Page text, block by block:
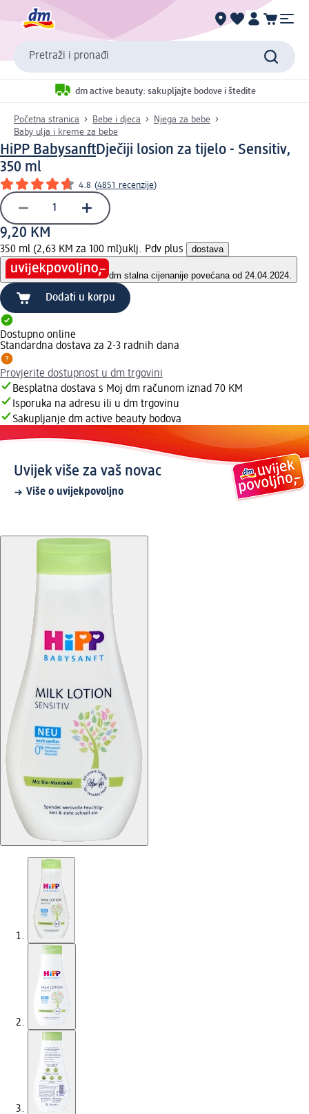
Pretraži i pronađi
dm active beauty: sakupljajte bodove i štedite
Početna stranica Bebe i djeca
Njega za bebe
Baby ulja i kreme za bebe
HiPP BabysanftDječiji losion za tijelo - Sensitiv,
350 ml
4.8 (4851 recenzije)
9,20 KM
350 ml (2,63 KM za 100 ml)uklj. Pdv plus dostava
dm stalna cijenanije povećana od 24.04.2024.
Dodati u korpu
Dostupno online
Standardna dostava za 2-3 radnih dana
Provjerite dostupnost u dm trgovini
Besplatna dostava s Moj dm računom iznad 70 KM
Isporuka na adresu ili u dm trgovinu
Sakupljanje dm active beauty bodova
Uvijek više za vaš novac
Više o uvijekpovoljno